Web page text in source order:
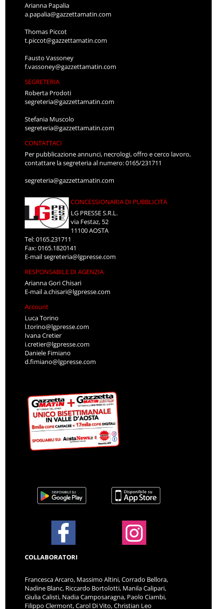
Arianna Papalia
a.papalia@gazzettamatin.com
Thomas Piccot
t.piccot@gazzettamatin.com
Fausto Vassoney
f.vassoney@gazzettamatin.com
SEGRETERIA
Roberta Prodoti
segreteria@gazzettamatin.com
Stefania Muscolo
segreteria@gazzettamatin.com
CONTATTACI
Per pubblicazione annunci, necrologi, offro e cerco lavoro,
contattare la segreteria al numero: 0165/231711
segreteria@gazzettamatin.com
CONCESSIONARIA DI PUBBLICITÀ
LG PRESSE S.R.L.
via Festaz, 52
11100 AOSTA
Tel: 0165.231711
Fax: 0165.1820141
E-mailsegreteria@lgpresse.com
RESPONSABILE DI AGENZIA
Arianna Gori Chisari
E-maila.chisari@lgpresse.com
Account
Luca Torino
l.torino@lgpresse.com
Ivana Cretier
i.cretier@lgpresse.com
Daniele Fimiano
d.fimiano@lgpresse.com
COLLABORATORI
Francesca Arcaro, Massimo Altini, Corrado Bellora,
Nadine Blanc, Riccardo Bortolotti, Manila Calipari,
Giulia Calisti, Nadia Camposaragna, Paolo Ciambi,
Filippo Clermont, Carol Di Vito, Christian Leo